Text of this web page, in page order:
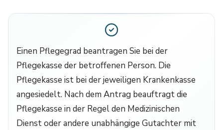
Einen Pflegegrad beantragen Sie bei der
Pflegekasse der betroffenen Person. Die
Pflegekasse ist bei der jeweiligen Krankenkasse
angesiedelt. Nach dem Antrag beauftragt die
Pflegekasse in der Regel den Medizinischen
Dienst oder andere unabhängige Gutachter mit